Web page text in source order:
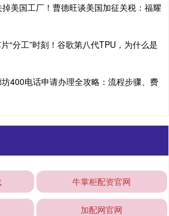
美国工厂！曹德旺谈美国加征关税：福耀
“分工”时刻！谷歌第八代TPU，为什么是
400电话申请办理全攻略：流程步骤、费
牛掌柜配资官网
加配网官网